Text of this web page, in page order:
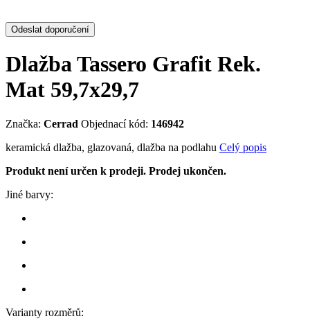
Odeslat doporučení
Dlažba Tassero Grafit Rek.
Mat 59,7x29,7
Značka: Cerrad Objednací kód: 146942
keramická dlažba, glazovaná, dlažba na podlahu Celý popis
Produkt není určen k prodeji. Prodej ukončen.
Jiné barvy:
Varianty rozměrů: